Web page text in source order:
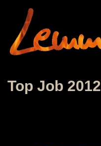
Top Job 2012